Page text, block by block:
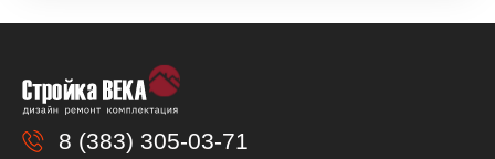
8 (383) 305-03-71